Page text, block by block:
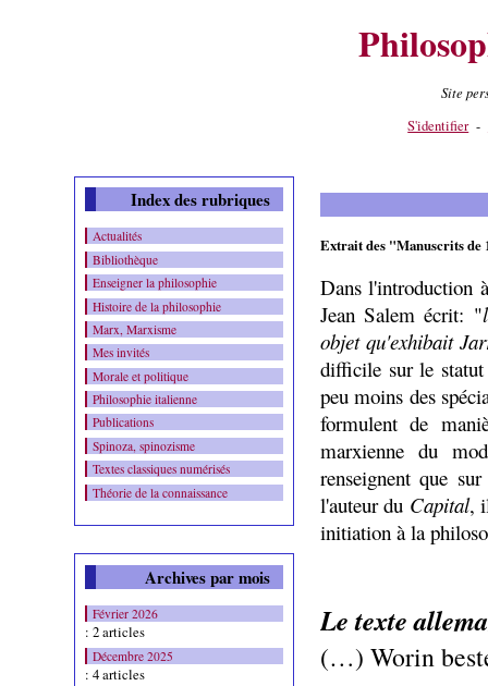
Site
S'identifier -
Index des rubriques
Actualités
Bibliothèque
Enseigner la philosophie
Histoire de la philosophie
Marx, Marxisme
Mes invités
Morale et politique
Philosophie italienne
Publications
Spinoza, spinozisme
Textes classiques numérisés
Théorie de la connaissance
Archives par mois
Février 2026
: 2 articles
Décembre 2025
: 4 articles
Extrait des "Manuscrits de
Dans l'introduction
Jean Salem écrit: "
objet qu'exhibait
difficile sur le statut
peu moins des
formulent de
marxienne du
renseignent que
l'auteur du Capital,
initiation à la
Le texte
(…) Worin